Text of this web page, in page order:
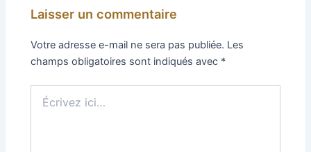
Laisser un commentaire
Votre adresse e-mail ne sera pas publiée. Les
champs obligatoires sont indiqués avec *
ici…